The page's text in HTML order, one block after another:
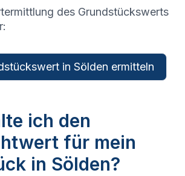
des Grundstückswerts
in Sölden ermitteln
ich den
für mein
in Sölden?